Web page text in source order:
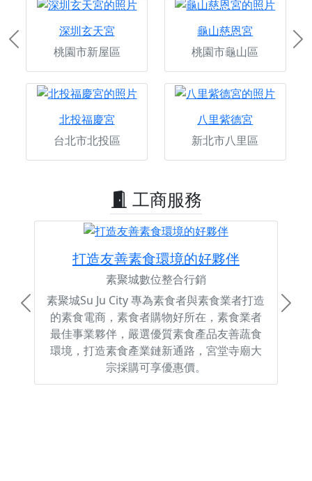
深圳玄天宮
桃園市新屋區
龜山慈恩宮
桃園市龜山區
北投福慶宮
台北市北投區
八里紫德宮
新北市八里區
Previous
工商服務
打造友善素食環境的好夥伴
素聚城數位整合行銷
素聚城Su Ju City 專為素食者與素食業者打造
的素食電商，素食者購物好所在，素食業者
最佳事業夥伴，嚴選優質素食產品友善蔬食
環境，打造素食產業鏈新通路，宮堂寺廟大
宗採購可享優惠價。
Previous Next